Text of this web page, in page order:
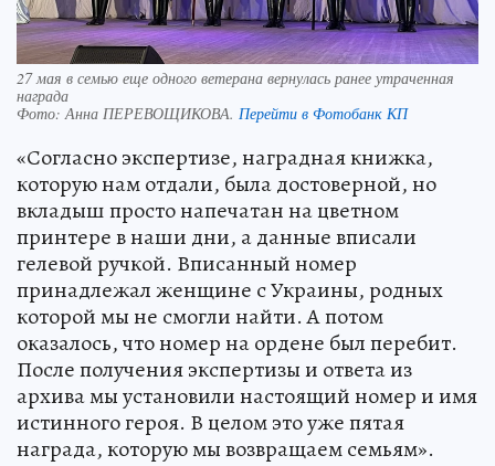
27 мая в семью еще одного ветерана вернулась ранее утраченная
награда
Фото:Анна ПЕРЕВОЩИКОВА. Перейти в Фотобанк КП
«Согласно экспертизе, наградная книжка,
которую нам отдали, была достоверной, но
вкладыш просто напечатан на цветном
принтере в наши дни, а данные вписали
гелевой ручкой. Вписанный номер
принадлежал женщине с Украины, родных
которой мы не смогли найти. А потом
оказалось, что номер на ордене был перебит.
После получения экспертизы и ответа из
архива мы установили настоящий номер и имя
истинного героя. В целом это уже пятая
награда, которую мы возвращаем семьям».